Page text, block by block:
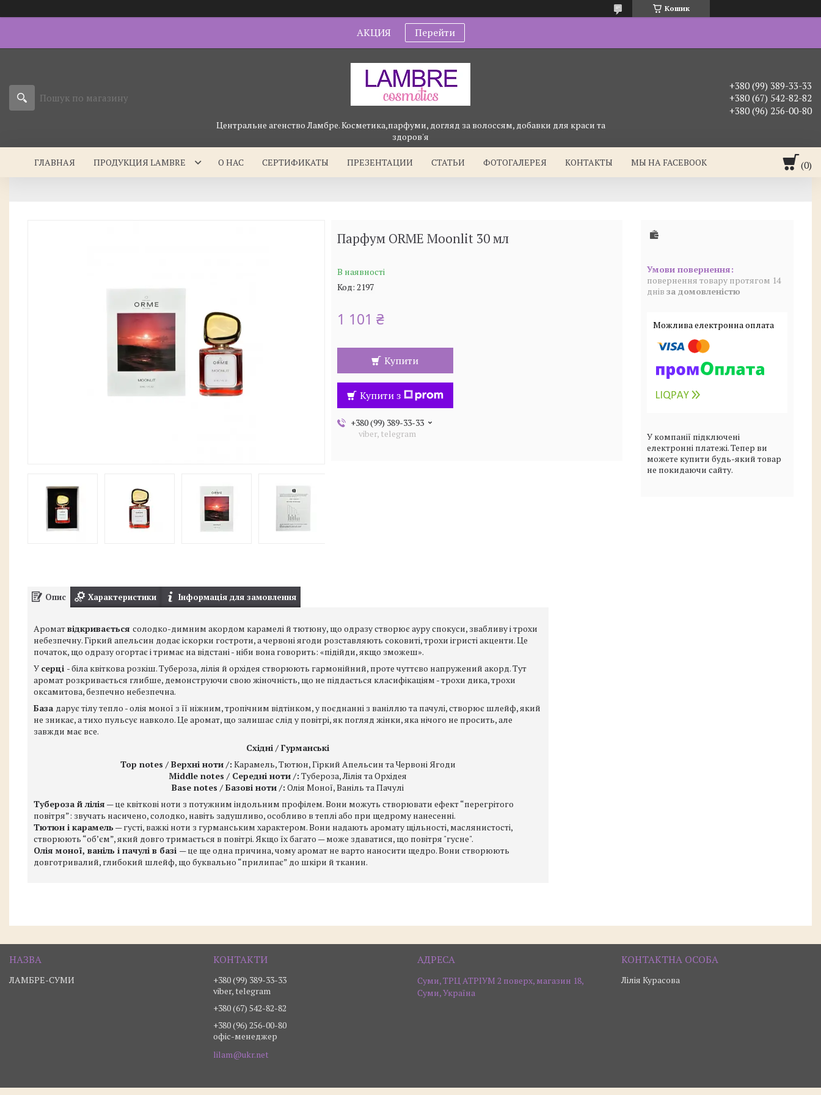
Кошик
АКЦИЯ Перейти
Центральне агенство Ламбре. Косметика,парфуми, догляд за волоссям, добавки для краси та
здоров'я
+380 (99) 389-33-33
+380 (67) 542-82-82
+380 (96) 256-00-80
ГЛАВНАЯ ПРОДУКЦИЯ LAMBRE О НАС СЕРТИФИКАТЫ ПРЕЗЕНТАЦИИ СТАТЬИ ФОТОГАЛЕРЕЯ КОНТАКТЫ МЫ НА FACEBOOK
Парфум ORME Moonlit 30 мл
В наявності
Код: 2197
1 101 ₴
Купити
Купити з
+380 (99) 389-33-33
viber, telegram
повернення товару протягом 14
днів за домовленістю
У компанії підключені
електронні платежі. Тепер ви
можете купити будь-який товар
не покидаючи сайту.
Опис Характеристики Інформація для замовлення
Ароматвідкривається солодко-димним акордом карамелі й тютюну, що одразу створює ауру спокуси, звабливу і трохи
небезпечну. Гіркий апельсин додає іскорки гостроти, а червоні ягоди розставляють соковиті, трохи ігристі акценти. Це
початок, що одразу огортає і тримає на відстані - ніби вона говорить: «підійди, якщо зможеш».
У серці - біла квіткова розкіш. Тубероза, лілія й орхідея створюють гармонійний, проте чуттєво напружений акорд. Тут
аромат розкривається глибше, демонструючи свою жіночність, що не піддається класифікаціям - трохи дика, трохи
оксамитова, безпечно небезпечна.
База дарує тілу тепло - олія моної з її ніжним, тропічним відтінком, у поєднанні з ваніллю та пачулі, створює шлейф, який
не зникає, а тихо пульсує навколо. Це аромат, що залишає слід у повітрі, як погляд жінки, яка нічого не просить, але
завжди має все.
Східні / Гурманські
Top notes / Верхні ноти /: Карамель, Тютюн, Гіркий Апельсин та Червоні Ягоди
Middle notes / Середні ноти /: Тубероза, Лілія та Орхідея
Base notes / Базові ноти /: Олія Моної, Ваніль та Пачулі
Тубероза й лілія — це квіткові ноти з потужним індольним профілем. Вони можуть створювати ефект “перегрітого
повітря”: звучать насичено, солодко, навіть задушливо, особливо в теплі або при щедрому нанесенні.
Тютюн і карамель— густі, важкі ноти з гурманським характером. Вони надають аромату щільності, маслянистості,
створюють “об’єм”, який довго тримається в повітрі. Якщо їх багато — може здаватися, що повітря "гусне".
Олія моної, ваніль і пачулі в базі — це ще одна причина, чому аромат не варто наносити щедро. Вони створюють
довготривалий, глибокий шлейф, що буквально “прилипає” до шкіри й тканин.
ЛАМБРЕ-СУМИ
+380 (99) 389-33-33
viber, telegram
+380 (67) 542-82-82
+380 (96) 256-00-80
офіс-менеджер
lilam@ukr.net
Суми, ТРЦ АТРІУМ 2 поверх, магазин 18,
Суми, Україна
Лілія Курасова